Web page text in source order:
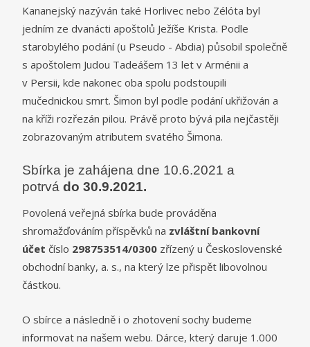
Kananejský nazýván také Horlivec nebo Zélóta byl
jedním ze dvanácti apoštolů Ježíše Krista. Podle
starobylého podání (u Pseudo - Abdia) působil společně
s apoštolem Judou Tadeášem 13 let v Arménii a
v Persii, kde nakonec oba spolu podstoupili
mučednickou smrt. Šimon byl podle podání ukřižován a
na kříži rozřezán pilou. Právě proto bývá pila nejčastěji
zobrazovaným atributem svatého Šimona.
Sbírka je zahájena dne 10.6.2021 a
potrvá do 30.9.2021.
Povolená veřejná sbírka bude prováděna
shromažďováním příspěvků na zvláštní bankovní
účet číslo 298753514/0300 zřízený u Československé
obchodní banky, a. s., na který lze přispět libovolnou
částkou.
O sbírce a následně i o zhotovení sochy budeme
informovat na našem webu. Dárce, který daruje 1.000